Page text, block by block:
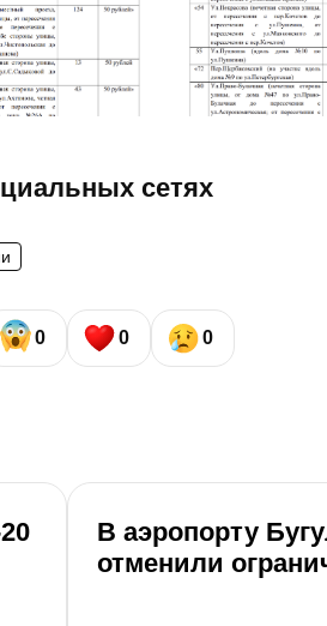
сетях
0 0 0
В аэропорту
отменили